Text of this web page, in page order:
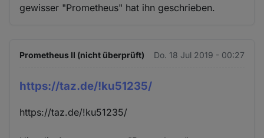
gewisser "Prometheus" hat ihn geschrieben.
Prometheus II (nicht überprüft) Do. 18 Jul 2019 - 00:27
https://taz.de/!ku51235/
https://taz.de/!ku51235/